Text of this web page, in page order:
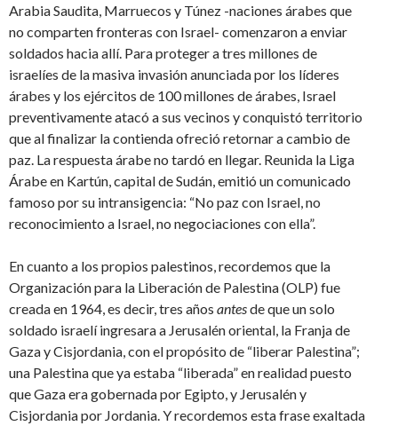
Arabia Saudita, Marruecos y Túnez -naciones árabes que
no comparten fronteras con Israel- comenzaron a enviar
soldados hacia allí. Para proteger a tres millones de
israelíes de la masiva invasión anunciada por los líderes
árabes y los ejércitos de 100 millones de árabes, Israel
preventivamente atacó a sus vecinos y conquistó territorio
que al finalizar la contienda ofreció retornar a cambio de
paz. La respuesta árabe no tardó en llegar. Reunida la Liga
Árabe en Kartún, capital de Sudán, emitió un comunicado
famoso por su intransigencia: “No paz con Israel, no
reconocimiento a Israel, no negociaciones con ella”.
En cuanto a los propios palestinos, recordemos que la
Organización para la Liberación de Palestina (OLP) fue
creada en 1964, es decir, tres años antesde que un solo
soldado israelí ingresara a Jerusalén oriental, la Franja de
Gaza y Cisjordania, con el propósito de “liberar Palestina”;
una Palestina que ya estaba “liberada” en realidad puesto
que Gaza era gobernada por Egipto, y Jerusalén y
Cisjordania por Jordania. Y recordemos esta frase exaltada